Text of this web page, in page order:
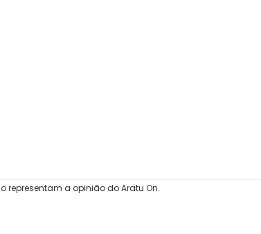
representam a opinião do Aratu On.